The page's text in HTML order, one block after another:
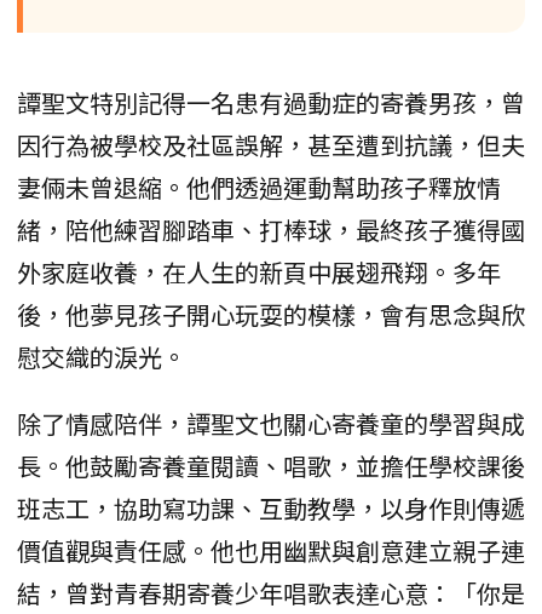
譚聖文特別記得一名患有過動症的寄養男孩，曾
因行為被學校及社區誤解，甚至遭到抗議，但夫
妻倆未曾退縮。他們透過運動幫助孩子釋放情
緒，陪他練習腳踏車、打棒球，最終孩子獲得國
外家庭收養，在人生的新頁中展翅飛翔。多年
後，他夢見孩子開心玩耍的模樣，會有思念與欣
慰交織的淚光。
除了情感陪伴，譚聖文也關心寄養童的學習與成
長。他鼓勵寄養童閱讀、唱歌，並擔任學校課後
班志工，協助寫功課、互動教學，以身作則傳遞
價值觀與責任感。他也用幽默與創意建立親子連
結，曾對青春期寄養少年唱歌表達心意：「你是